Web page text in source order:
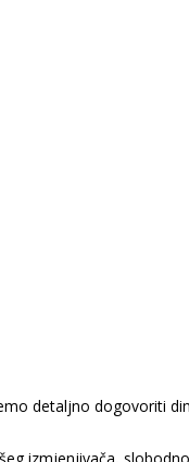
detaljno dogovoriti